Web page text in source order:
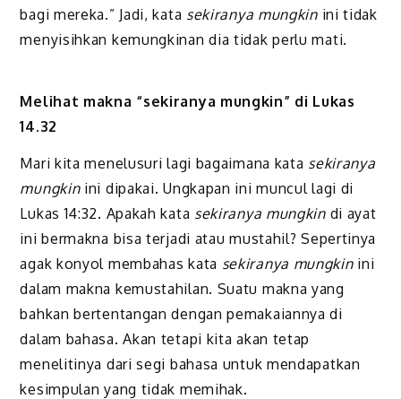
bagi mereka.” Jadi, kata sekiranya mungkinini tidak
menyisihkan kemungkinan dia tidak perlu mati.
Melihat makna “sekiranya mungkin” di Lukas
14.32
Mari kita menelusuri lagi bagaimana kata sekiranya
mungkinini dipakai. Ungkapan ini muncul lagi di
Lukas 14:32. Apakah kata sekiranya mungkindi ayat
ini bermakna bisa terjadi atau mustahil? Sepertinya
agak konyol membahas kata sekiranya mungkinini
dalam makna kemustahilan. Suatu makna yang
bahkan bertentangan dengan pemakaiannya di
dalam bahasa. Akan tetapi kita akan tetap
menelitinya dari segi bahasa untuk mendapatkan
kesimpulan yang tidak memihak.